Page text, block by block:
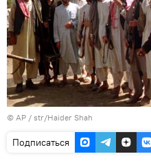
© AP / str/Haider Shah
Подписаться